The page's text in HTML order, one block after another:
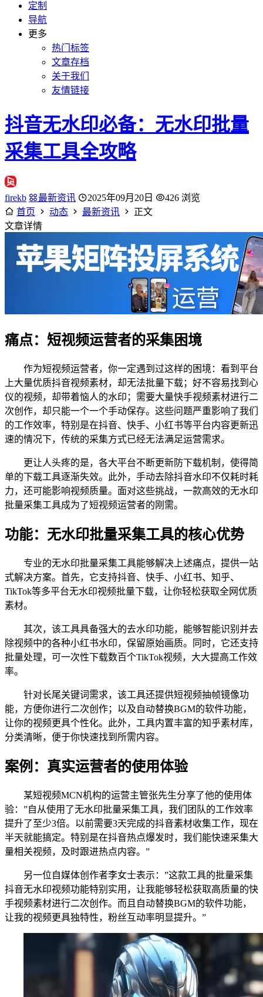
定制
导航
更多
热门标签
文章存档
关于我们
友情链接
抖音无水印必备：无水印批量
采集工具全攻略
firekb 最新资讯 2025年09月20日
426 浏览
首页
动态 最新资讯
正文
文章详情
痛点：短视频运营者的采集困境
作为短视频运营者，你一定遇到过这样的困境：看到平台
上大量优质抖音视频素材，却无法批量下载；好不容易找到心
仪的视频，却带着恼人的水印；需要大量快手视频素材进行二
次创作，却只能一个一个手动保存。这些问题严重影响了我们
的工作效率，特别是在抖音、快手、小红书等平台内容更新迅
速的情况下，传统的采集方式已经无法满足运营需求。
更让人头疼的是，各大平台不断更新防下载机制，使得简
单的下载工具逐渐失效。此外，手动去除抖音水印不仅耗时耗
力，还可能影响视频质量。面对这些挑战，一款高效的无水印
批量采集工具成为了短视频运营者的刚需。
功能：无水印批量采集工具的核心优势
专业的无水印批量采集工具能够解决上述痛点，提供一站
式解决方案。首先，它支持抖音、快手、小红书、知乎、
TikTok等多平台无水印视频批量下载，让你轻松获取全网优质
素材。
其次，该工具具备强大的去水印功能，能够智能识别并去
除视频中的各种小红书水印，保留原始画质。同时，它还支持
批量处理，可一次性下载数百个TikTok视频，大大提高工作效
率。
针对长尾关键词需求，该工具还提供短视频抽帧镜像功
能，方便你进行二次创作；以及自动替换BGM的软件功能，
让你的视频更具个性化。此外，工具内置丰富的知乎素材库，
分类清晰，便于你快速找到所需内容。
案例：真实运营者的使用体验
某短视频MCN机构的运营主管张先生分享了他的使用体
验：”自从使用了无水印批量采集工具，我们团队的工作效率
提升了至少3倍。以前需要3天完成的抖音素材收集工作，现在
半天就能搞定。特别是在抖音热点爆发时，我们能快速采集大
量相关视频，及时跟进热点内容。”
另一位自媒体创作者李女士表示：”这款工具的批量采集
抖音无水印视频功能特别实用，让我能够轻松获取高质量的快
手视频素材进行二次创作。而且自动替换BGM的软件功能，
让我的视频更具独特性，粉丝互动率明显提升。”